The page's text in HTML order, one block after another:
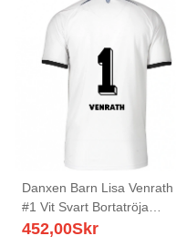
Danxen Barn Lisa Venrath
#1 Vit Svart Bortatröja
Matchtröjor 2025/26 Tröjor
452,00Skr